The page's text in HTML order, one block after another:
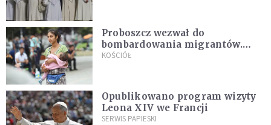
Proboszcz wezwał do
bombardowania migrantów.
"Masowy ogień przeciwko
KOŚCIÓŁ
Opublikowano program wizyty
Leona XIV we Francji
SERWIS PAPIESKI